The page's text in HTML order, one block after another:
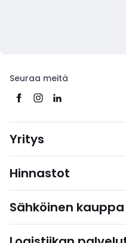
Seuraa meitä
Yritys
Hinnastot
Sähköinen kauppa